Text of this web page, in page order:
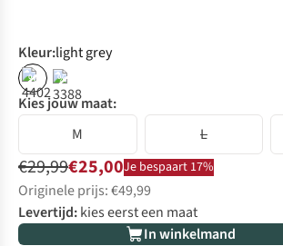
Kleur:light grey
% %
Kies jouw maat:
M
L
€29,99€25,00Je bespaart 17%
Originele prijs: €49,99
Levertijd:kies eerst een maat
In winkelmand